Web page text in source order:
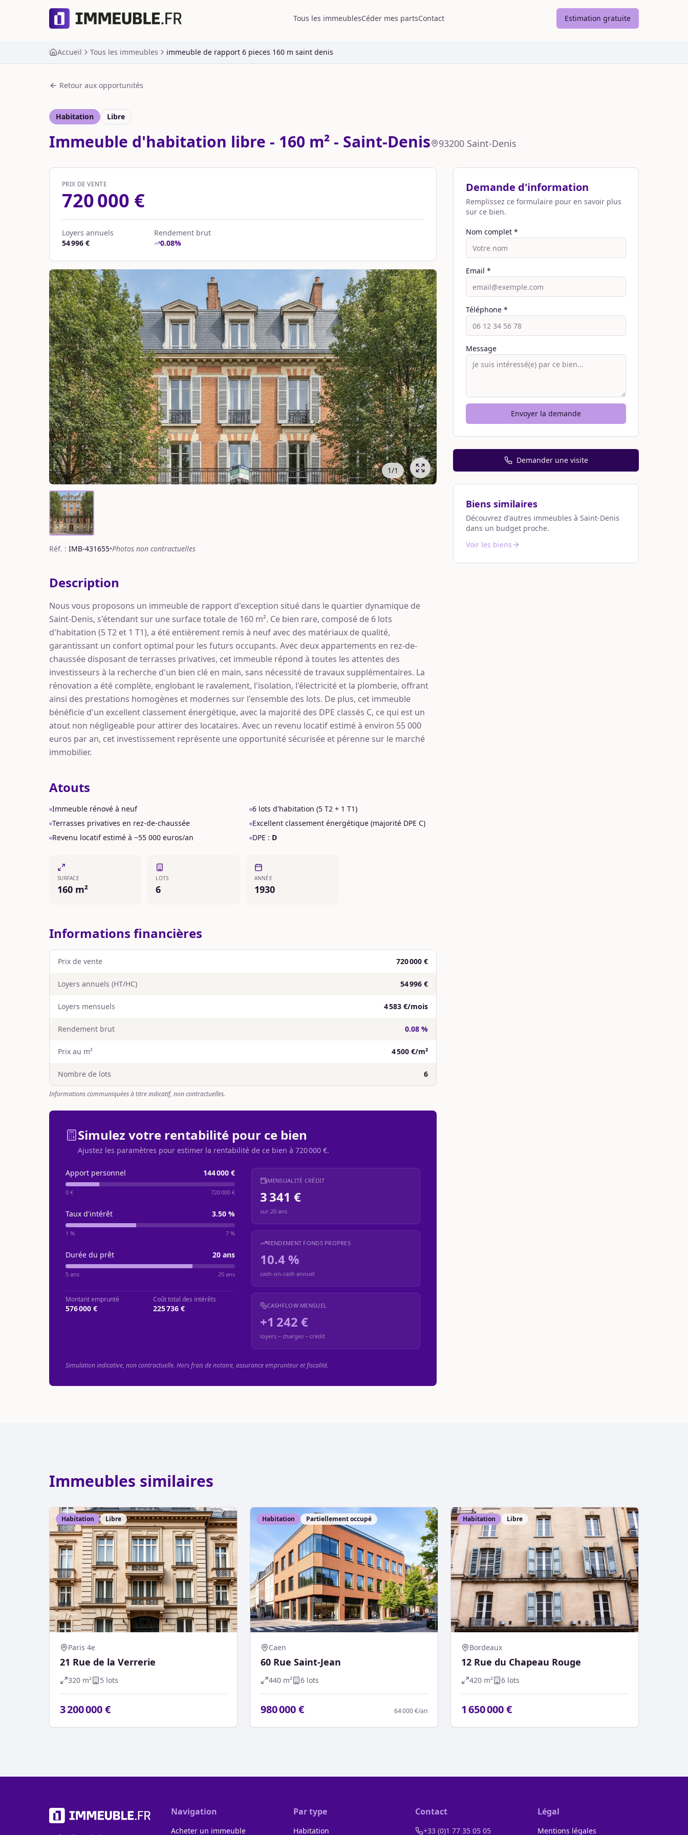
Tous les immeublesCéder mes partsContact Estimation gratuite
Accueil Tous les immeubles immeuble de rapport 6 pieces 160 m saint denis
Retour aux opportunités
Habitation Libre
Immeuble d'habitation libre - 160 m² - Saint-Denis 93200 Saint-Denis
PRIX DE VENTE
720 000 €
Loyers annuels
54 996 €
Rendement brut
0.08%
1/1
Réf. : IMB-431655•Photos non contractuelles
Description
Nous vous proposons un immeuble de rapport d'exception situé dans le quartier dynamique de
Saint-Denis, s'étendant sur une surface totale de 160 m². Ce bien rare, composé de 6 lots
d'habitation (5 T2 et 1 T1), a été entièrement remis à neuf avec des matériaux de qualité,
garantissant un confort optimal pour les futurs occupants. Avec deux appartements en rez-de-
chaussée disposant de terrasses privatives, cet immeuble répond à toutes les attentes des
investisseurs à la recherche d'un bien clé en main, sans nécessité de travaux supplémentaires. La
rénovation a été complète, englobant le ravalement, l'isolation, l'électricité et la plomberie, offrant
ainsi des prestations homogènes et modernes sur l'ensemble des lots. De plus, cet immeuble
bénéficie d'un excellent classement énergétique, avec la majorité des DPE classés C, ce qui est un
atout non négligeable pour attirer des locataires. Avec un revenu locatif estimé à environ 55 000
euros par an, cet investissement représente une opportunité sécurisée et pérenne sur le marché
immobilier.
Atouts
Immeuble rénové à neuf
6 lots d'habitation (5 T2 + 1 T1)
Terrasses privatives en rez-de-chaussée
Excellent classement énergétique (majorité DPE C)
Revenu locatif estimé à ~55 000 euros/an
DPE : D
SURFACE
160 m²
LOTS
6
ANNÉE
1930
Informations financières
Prix de vente 720 000 €
Loyers annuels (HT/HC) 54 996 €
Loyers mensuels 4 583 €/mois
Rendement brut 0.08 %
Prix au m² 4 500 €/m²
Nombre de lots 6
Informations communiquées à titre indicatif, non contractuelles.
Simulez votre rentabilité pour ce bien
Ajustez les paramètres pour estimer la rentabilité de ce bien à 720 000 €.
Apport personnel 144 000 €
0 € 720 000 €
Taux d'intérêt 3.50%
1 % 7 %
Durée du prêt 20ans
5 ans 25 ans
Montant emprunté
576 000 €
Coût total des intérêts
225 736 €
MENSUALITÉ CRÉDIT
3 341 €
sur 20ans
RENDEMENT FONDS PROPRES
10.4 %
cash-on-cash annuel
CASHFLOW MENSUEL
+1 242 €
loyers − charges − crédit
Simulation indicative, non contractuelle. Hors frais de notaire, assurance emprunteur et fiscalité.
Demande d'information
Remplissez ce formulaire pour en savoir plus
sur ce bien.
Nom complet *
Email *
Téléphone *
Message
Envoyer la demande
Demander une visite
Biens similaires
Découvrez d'autres immeubles àSaint-Denis
dans un budget proche.
Voir les biens
Immeubles similaires
Habitation Libre
Paris 4e
21 Rue de la Verrerie
320 m² 5 lots
3 200 000 €
Habitation Partiellement occupé
Caen
60 Rue Saint-Jean
440 m² 6 lots
980 000 € 64 000 €/an
Habitation Libre
Bordeaux
12 Rue du Chapeau Rouge
420 m² 6 lots
1 650 000 €
Navigation
Acheter un immeuble
Par type
Habitation
Contact
+33 (0)1 77 35 05 05
Légal
Mentions légales